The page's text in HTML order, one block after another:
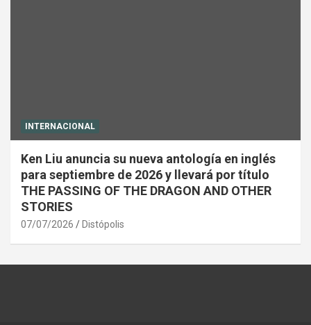
INTERNACIONAL
Ken Liu anuncia su nueva antología en inglés
para septiembre de 2026 y llevará por título
THE PASSING OF THE DRAGON AND OTHER
STORIES
07/07/2026 Distópolis